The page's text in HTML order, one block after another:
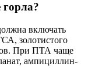
горла?
включать
золотистого
При ПТА чаще
ампициллин-